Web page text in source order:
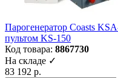
Парогенератор Coasts
пультом KS-150
Код товара: 8867730
На складе ✓
83 192 р.